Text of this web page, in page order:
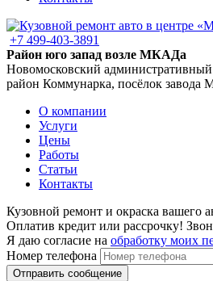
+7 499-403-3891
Район юго запад возле МКАДа
Новомосковский административный
район Коммунарка, посёлок завода
О компании
Услуги
Цены
Работы
Статьи
Контакты
Кузовной ремонт и окраска вашего
Оплатив кредит или рассрочку!
Я даю согласие на обработку моих
Номер телефона